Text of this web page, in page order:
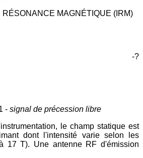
RÉSONANCE MAGNÉTIQUE (IRM)
-?
- signal de précession libre
le champ statique est
dont l'intensité varie selon les
17 T). Une antenne RF d'émission